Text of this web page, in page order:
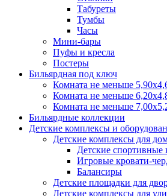
Табуреты
Тумбы
Часы
Мини-бары
Пуфы и кресла
Постеры
Бильярдная под ключ
Комната не меньше
Комната не меньше
Комната не меньше
Бильярдные коллекции
Детские комплексы и
Детские комплексы для
Детские спортивные
Игровые кровати-
Балансиры
Детские площадки для
Детские комплексы для